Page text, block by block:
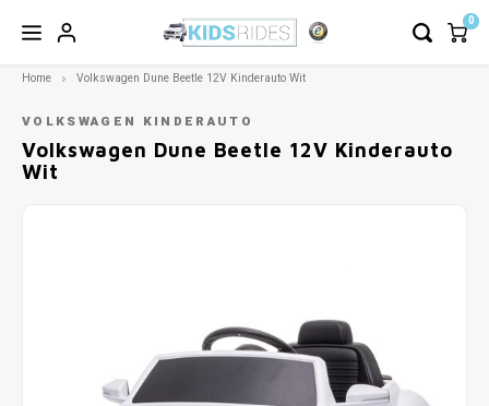
0
Home Volkswagen Dune Beetle 12V Kinderauto Wit
VOLKSWAGEN KINDERAUTO
Volkswagen Dune Beetle 12V Kinderauto
Wit